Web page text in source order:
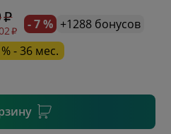
- 7 % +1288 бонусов
- 36 мес.